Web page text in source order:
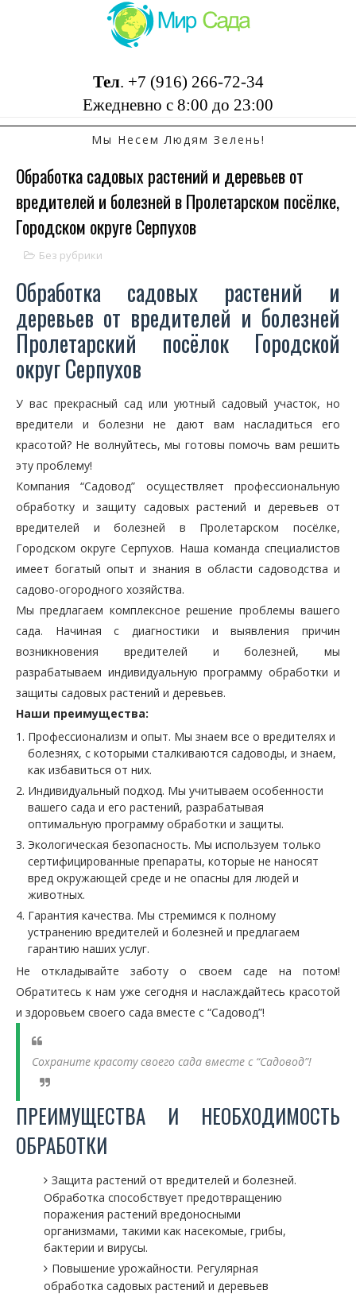
Тел. +7 (916) 266-72-34
Ежедневно с 8:00 до 23:00
Мы Несем Людям Зелень!
Обработка садовых растений и деревьев от
вредителей и болезней в Пролетарском посёлке,
Городском округе Серпухов
Без рубрики
Обработка садовых растений и
деревьев от вредителей и болезней
Пролетарский посёлок Городской
округ Серпухов
У вас прекрасный сад или уютный садовый участок, но
вредители и болезни не дают вам насладиться его
красотой? Не волнуйтесь, мы готовы помочь вам решить
эту проблему!
Компания “Садовод” осуществляет профессиональную
обработку и защиту садовых растений и деревьев от
вредителей и болезней в Пролетарском посёлке,
Городском округе Серпухов. Наша команда специалистов
имеет богатый опыт и знания в области садоводства и
садово-огородного хозяйства.
Мы предлагаем комплексное решение проблемы вашего
сада. Начиная с диагностики и выявления причин
возникновения вредителей и болезней, мы
разрабатываем индивидуальную программу обработки и
защиты садовых растений и деревьев.
Наши преимущества:
Профессионализм и опыт. Мы знаем все о вредителях и
болезнях, с которыми сталкиваются садоводы, и знаем,
как избавиться от них.
Индивидуальный подход. Мы учитываем особенности
вашего сада и его растений, разрабатывая
оптимальную программу обработки и защиты.
Экологическая безопасность. Мы используем только
сертифицированные препараты, которые не наносят
вред окружающей среде и не опасны для людей и
животных.
Гарантия качества. Мы стремимся к полному
устранению вредителей и болезней и предлагаем
гарантию наших услуг.
Не откладывайте заботу о своем саде на потом!
Обратитесь к нам уже сегодня и наслаждайтесь красотой
и здоровьем своего сада вместе с “Садовод”!
Сохраните красоту своего сада вместе с “Садовод”!
ПРЕИМУЩЕСТВА И НЕОБХОДИМОСТЬ
ОБРАБОТКИ
Защита растений от вредителей и болезней.
Обработка способствует предотвращению
поражения растений вредоносными
организмами, такими как насекомые, грибы,
бактерии и вирусы.
Повышение урожайности. Регулярная
обработка садовых растений и деревьев